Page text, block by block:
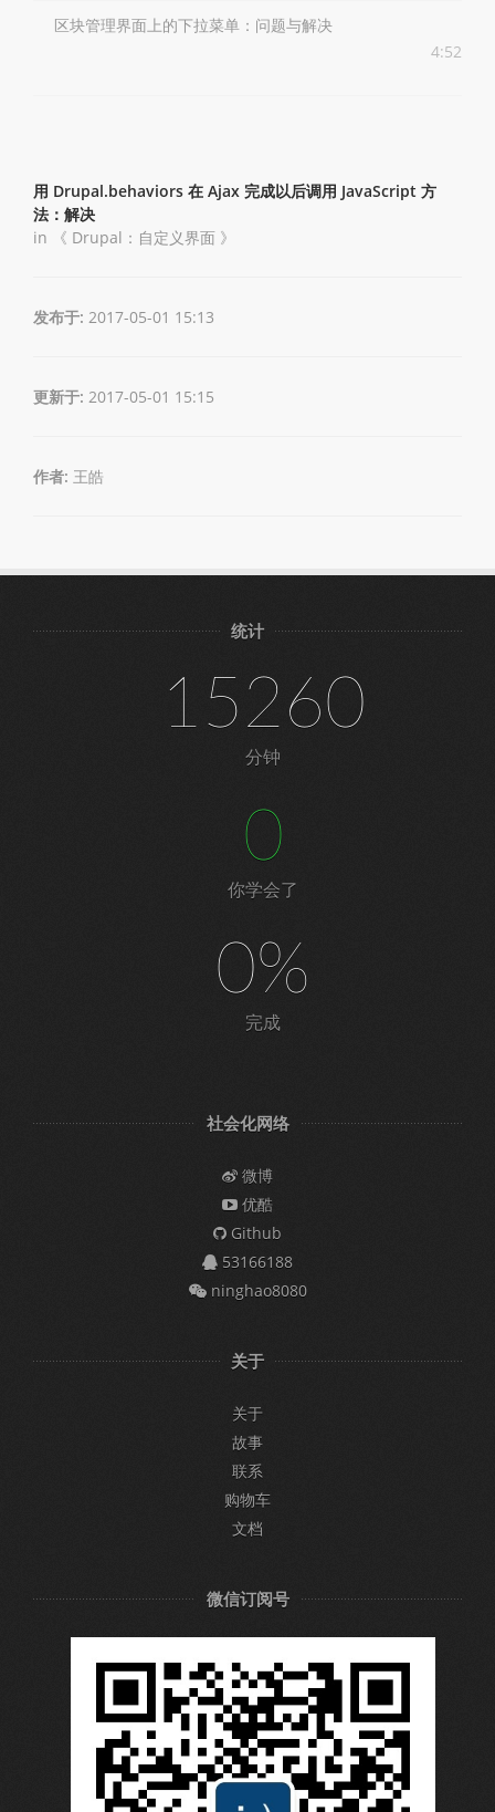
区块管理界面上的下拉菜单：问题与解决
4:52
用 Drupal.behaviors 在 Ajax 完成以后调用 JavaScript 方
法：解决
in 《 Drupal：自定义界面 》
发布于: 2017-05-01 15:13
更新于: 2017-05-01 15:15
作者: 王皓
统计
15260
分钟
0
你学会了
0%
完成
社会化网络
微博
优酷
Github
53166188
ninghao8080
关于
关于
故事
联系
购物车
文档
微信订阅号